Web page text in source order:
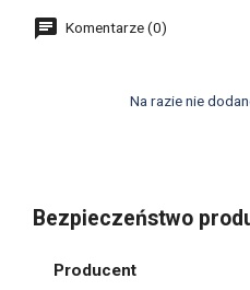
Komentarze (0)
Na razie nie
Bezpieczeństwo
Producent